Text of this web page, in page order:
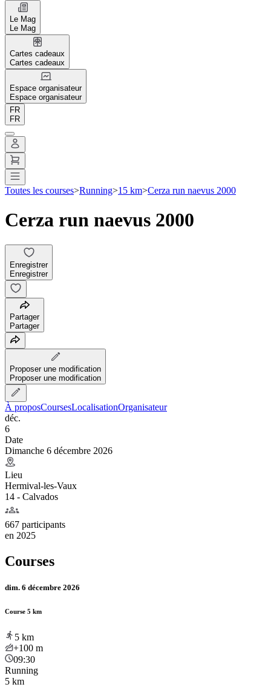
Le Mag
Le Mag
Cartes cadeaux
Cartes cadeaux
Espace organisateur
Espace organisateur
FR
FR
Toutes les courses>Running>15 km>Cerza run naevus 2000
Cerza run naevus 2000
Enregistrer
Enregistrer
Partager
Partager
Proposer une modification
Proposer une modification
À proposCoursesLocalisationOrganisateur
déc.
6
Date
Dimanche 6 décembre 2026
Lieu
Hermival-les-Vaux
14 - Calvados
667 participants
en 2025
Courses
dim. 6 décembre 2026
Course 5 km
5 km
+100 m
09:30
Running
5 km